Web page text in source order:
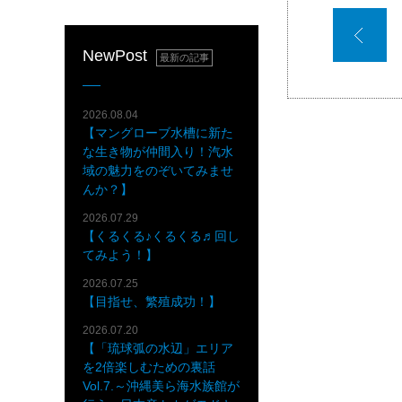
NewPost 最新の記事
2026.08.04
【マングローブ水槽に新た
な生き物が仲間入り！汽水
域の魅力をのぞいてみませ
んか？】
2026.07.29
【くるくる♪くるくる♬回し
てみよう！】
2026.07.25
【目指せ、繁殖成功！】
2026.07.20
【「琉球弧の水辺」エリア
を2倍楽しむための裏話
Vol.7.～沖縄美ら海水族館が